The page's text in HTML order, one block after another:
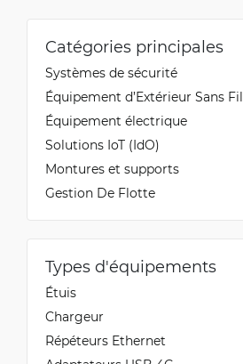
Catégories principales
Systèmes de sécurité
Équipement d’Extérieur Sans Fil
Équipement électrique
Solutions IoT (IdO)
Montures et supports
Gestion De Flotte
Types d'équipements
Étuis
Chargeur
Répéteurs Ethernet